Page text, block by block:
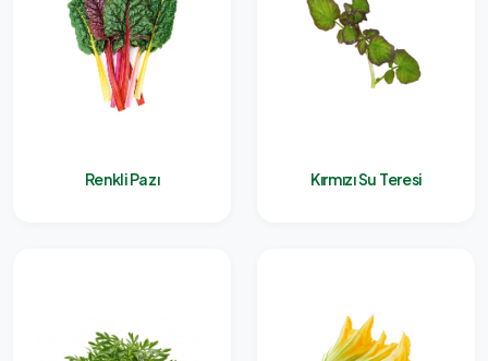
Renkli Pazı Kırmızı Su Teresi